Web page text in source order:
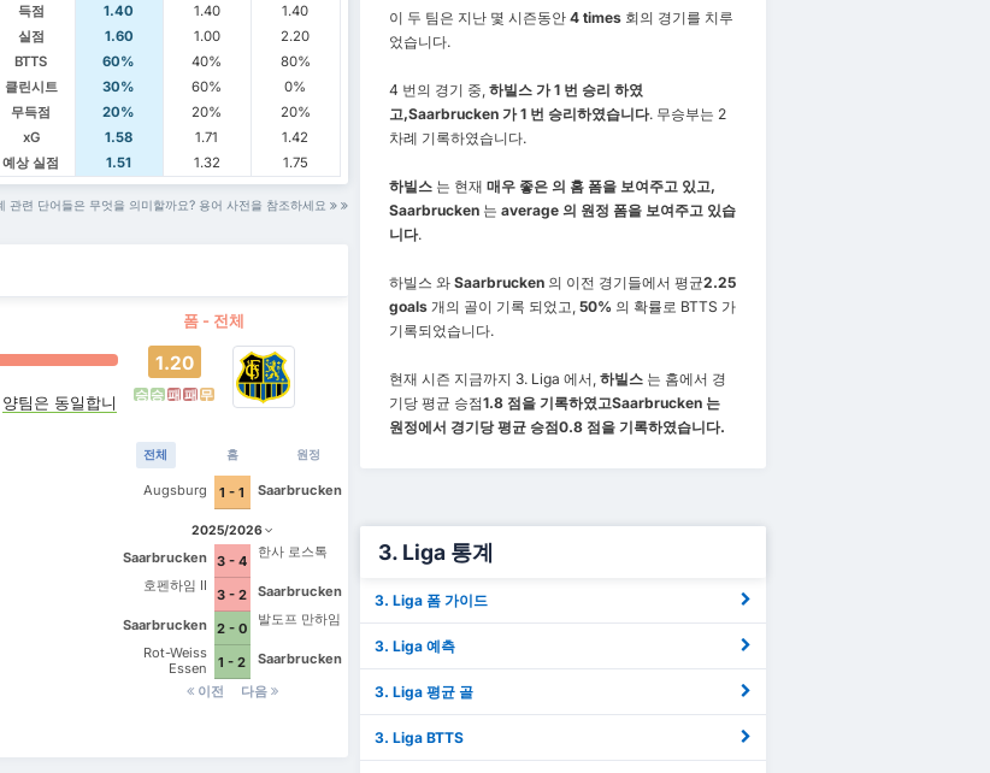
득점
1.40 1.40
1.40
실점
1.60 1.00
2.20
BTTS
60% 40%
80%
클린시트
30% 60%
0%
무득점
20% 20%
20%
xG
1.58 1.71
1.42
예상 실점
1.51 1.32 1.75
관련 단어들은 무엇을 의미할까요? 용어 사전을 참조하세요
폼 - 전체
양팀은 동일합니
1.20
승 승 패 패 무
전체 홈 원정
Augsburg 1 - 1 Saarbrucken
2025/2026
Saarbrucken 3 - 4
한사 로스톡
호펜하임 II
3 - 2
Saarbrucken
Saarbrucken 2 - 0
발도프 만하임
Rot-Weiss
Essen
1 - 2
Saarbrucken
이전
다음
이 두 팀은 지난 몇 시즌동안 4 times회의 경기를 치루
었습니다.
4 번의 경기 중, 하빌스 가 1 번 승리 하였
고,Saarbrucken 가 1 번 승리하였습니다. 무승부는 2
차례 기록하였습니다.
하빌스는 현재 매우 좋은 의 홈 폼을 보여주고 있고,
Saarbrucken는 average 의 원정 폼을 보여주고 있습
니다.
하빌스 와 Saarbrucken의 이전 경기들에서 평균2.25
goals개의 골이 기록 되었고, 50% 의 확률로 BTTS 가
기록되었습니다.
현재 시즌 지금까지 3. Liga 에서, 하빌스는 홈에서 경
기당 평균 승점1.8 점을 기록하였고Saarbrucken 는
원정에서 경기당 평균 승점0.8 점을 기록하였습니다.
3. Liga 통계
3. Liga 폼 가이드
3. Liga 예측
3. Liga 평균 골
3. Liga BTTS